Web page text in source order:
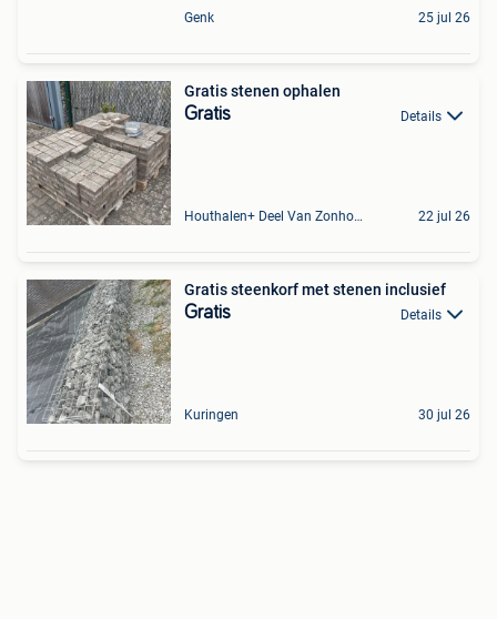
Genk 25 jul 26
Gratis stenen ophalen
Gratis Details
Houthalen+ Deel Van Zonhoven En Zolder 22 jul 26
Gratis steenkorf met stenen inclusief
Gratis Details
Kuringen 30 jul 26